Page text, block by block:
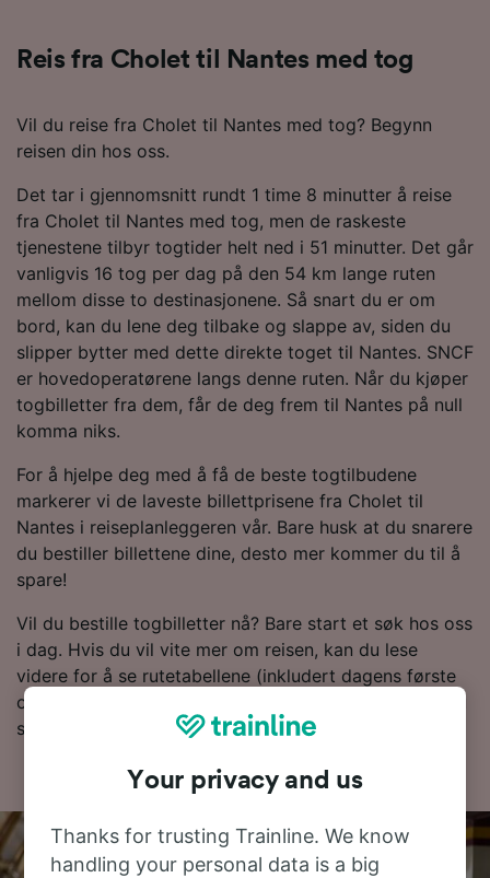
Reis fra Cholet til Nantes med tog
Vil du reise fra Cholet til Nantes med tog? Begynn
reisen din hos oss.
Det tar i gjennomsnitt rundt 1 time 8 minutter å reise
fra Cholet til Nantes med tog, men de raskeste
tjenestene tilbyr togtider helt ned i 51 minutter. Det går
vanligvis 16 tog per dag på den 54 km lange ruten
mellom disse to destinasjonene. Så snart du er om
bord, kan du lene deg tilbake og slappe av, siden du
slipper bytter med dette direkte toget til Nantes. SNCF
er hovedoperatørene langs denne ruten. Når du kjøper
togbilletter fra dem, får de deg frem til Nantes på null
komma niks.
For å hjelpe deg med å få de beste togtilbudene
markerer vi de laveste billettprisene fra Cholet til
Nantes i reiseplanleggeren vår. Bare husk at du snarere
du bestiller billettene dine, desto mer kommer du til å
spare!
Vil du bestille togbilletter nå? Bare start et søk hos oss
i dag. Hvis du vil vite mer om reisen, kan du lese
videre for å se rutetabellene (inkludert dagens første
og siste tog), vanlige spørsmål og tips om hvordan du
sikrer deg billetter til en lav pris.
Your privacy and us
Thanks for trusting Trainline. We know
handling your personal data is a big